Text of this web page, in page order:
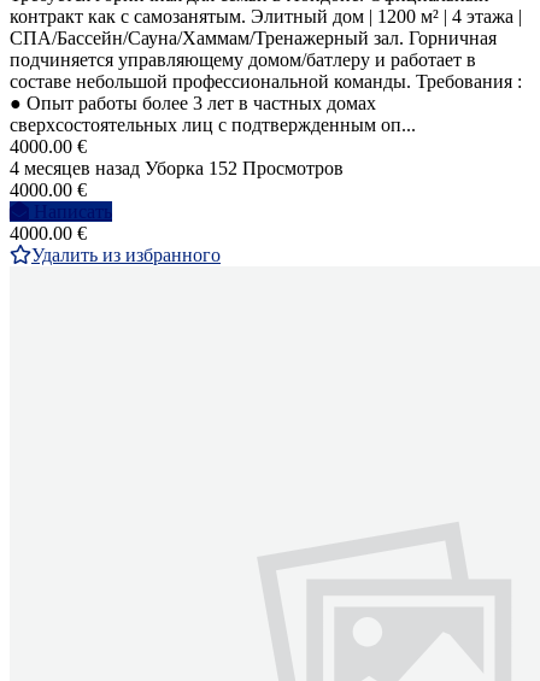
контракт как с самозанятым. Элитный дом | 1200 м² | 4 этажа |
СПА/Бассейн/Сауна/Хаммам/Тренажерный зал. Горничная
подчиняется управляющему домом/батлеру и работает в
составе небольшой профессиональной команды. Требования :
● Опыт работы более 3 лет в частных домах
сверхсостоятельных лиц с подтвержденным оп...
4000.00 €
4 месяцев назад Уборка 152 Просмотров
4000.00 €
Написать
4000.00 €
Удалить из избранного